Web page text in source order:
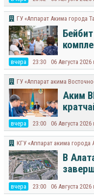
ГУ «Аппарат Акима города
вчера 23:30 06 Августа 2026
ГУ «Аппарат акима
Аким
вчера 23:00 06 Августа 2026
КГУ «Аппарат акима города
В
вчера 23:00 06 Августа 2026